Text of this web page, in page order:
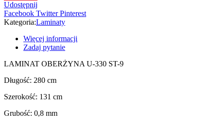
Udostępnij
Facebook Twitter Pinterest
Kategoria:Laminaty
Więcej informacji
Zadaj pytanie
LAMINAT OBERŻYNA U-330 ST-9
Długość: 280 cm
Szerokość: 131 cm
Grubość: 0,8 mm